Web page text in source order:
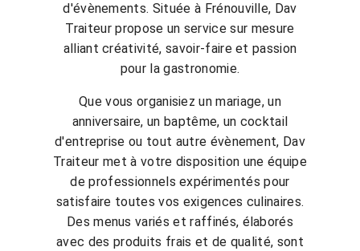
d'évènements. Située à Frénouville, Dav
Traiteur propose un service sur mesure
alliant créativité, savoir-faire et passion
pour la gastronomie.
Que vous organisiez un mariage, un
anniversaire, un baptême, un cocktail
d'entreprise ou tout autre évènement, Dav
Traiteur met à votre disposition une équipe
de professionnels expérimentés pour
satisfaire toutes vos exigences culinaires.
Des menus variés et raffinés, élaborés
avec des produits frais et de qualité, sont